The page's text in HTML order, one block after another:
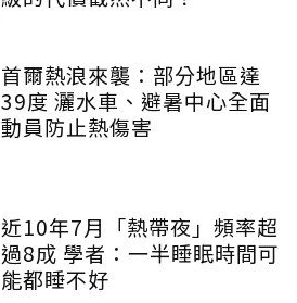
首爾熱浪來襲：部分地區達
39度 灑水車、避暑中心全面
動員防止熱傷害
近10年7月「熱帶夜」頻率超
過8成 學者：一半睡眠時間可
能都睡不好